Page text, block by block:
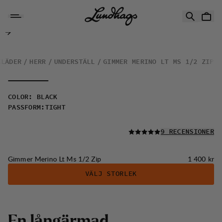
Gimmer Merino Lt Ms 1/2 Zip
HERR UNDERSTÄLL GIMMER MERINO LT MS 1/2 ZIP
COLOR :
BLACK
PASSFORM : TIGHT
LÄS ALLA
9 RECENSIONER
Gimmer Merino Lt Ms 1/2 Zip Pris:
1 400 kr
VÄLJ STORLEK